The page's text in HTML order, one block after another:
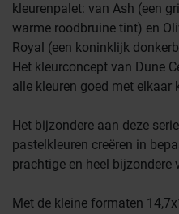
kleurenpalet: van Ash (een
warme roodbruine tint) en
Royal (een koninklijk
Het kleurconcept van Dune
alle kleuren goed met elkaar
Het bijzondere aan deze
pastelkleuren creëren in
prachtige en heel bijzondere
Met de kleine formaten